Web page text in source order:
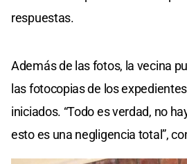
respuestas.
Además de las fotos, la vecina
las fotocopias de los
iniciados. “Todo es verdad, no
esto es una negligencia total”,